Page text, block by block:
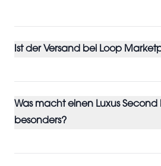
Ist der Versand bei Loop
Was macht einen Luxus Second
besonders?